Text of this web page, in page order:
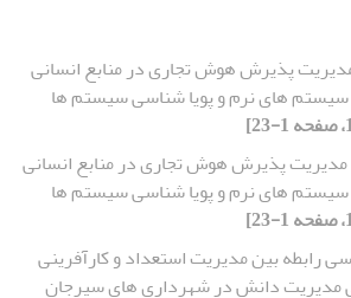
پذیرش هوش تجاری در منابع انسانی
سیستم های نرم و پویا شناسی سیستم ها
مدیریت پذیرش هوش تجاری در منابع انسانی
سیستم های نرم و پویا شناسی سیستم ها
رابطه بین مدیریت استعداد و کارآفرینی
مدیریت دانش در شهرداری های سیرجان